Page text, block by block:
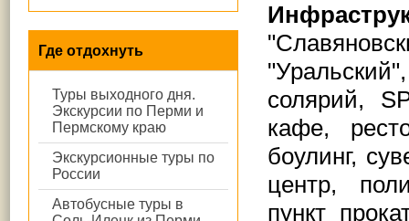
Где отдохнуть
Туры выходного дня.
Экскурсии по Перми и
Пермскому краю
Экскурсионные туры по
России
Автобусные туры в
солярий,
кафе,
боулинг,
центр,
пункт